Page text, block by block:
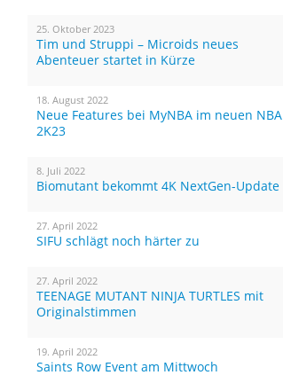
25. Oktober 2023
Tim und Struppi – Microids neues
Abenteuer startet in Kürze
18. August 2022
Neue Features bei MyNBA im neuen NBA
2K23
8. Juli 2022
Biomutant bekommt 4K NextGen-Update
27. April 2022
SIFU schlägt noch härter zu
27. April 2022
TEENAGE MUTANT NINJA TURTLES mit
Originalstimmen
19. April 2022
Saints Row Event am Mittwoch